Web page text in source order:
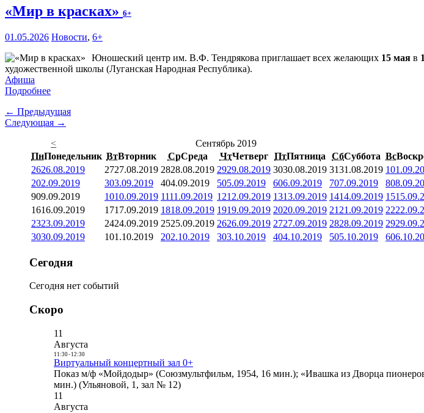
«Мир в красках» 6+
01.05.2026 Новости, 6+
Юношеский центр им. В.Ф. Тендрякова приглашает всех желающих 15 мая в
художественной школы (Луганская Народная Республика).
Афиша
Подробнее
← Предыдущая
Следующая →
<
Сентябрь 2019
ПнПонедельник ВтВторник СрСреда ЧтЧетверг ПтПятница СбСуббота Вс
2626.08.2019 2727.08.2019 2828.08.2019 2929.08.2019 3030.08.2019 3131.08.2019 1
202.09.2019 303.09.2019 404.09.2019 505.09.2019 606.09.2019 707.09.2019 8
909.09.2019 1010.09.2019 1111.09.2019 1212.09.2019 1313.09.2019 1414.09.2019 15
1616.09.2019 1717.09.2019 1818.09.2019 1919.09.2019 2020.09.2019 21 21.09.2019 22
2323.09.2019 2424.09.2019 2525.09.2019 2626.09.2019 2727.09.2019 2828.09.2019 29
3030.09.2019 101.10.2019 202.10.2019 303.10.2019 404.10.2019 505.10.2019 6
Сегодня
Сегодня нет событий
Скоро
11
Августа
11:30- 12:30
Виртуальный концертный зал 0+
Показ м/ф «Мойдодыр» (Союзмультфильм, 1954, 16 мин.); «Ивашка из Дворца
мин.) (Ульяновой, 1, зал № 12)
11
Августа